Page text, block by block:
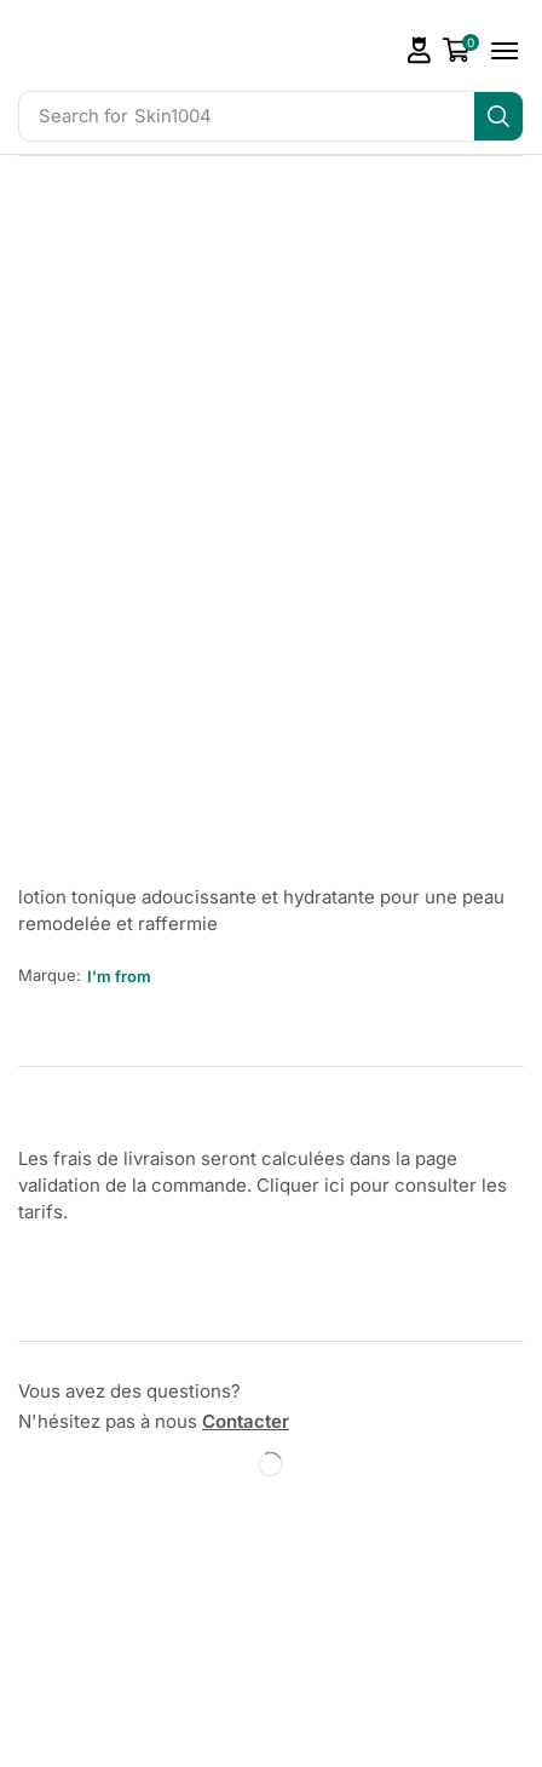
Search for Skin1004
0
lotion tonique adoucissante et hydratante pour une peau
remodelée et raffermie
Marque: I'm from
Les frais de livraison seront calculées dans la page
validation de la commande. Cliquer ici pour consulter les
tarifs.
Vous avez des questions?
N'hésitez pas à nous Contacter